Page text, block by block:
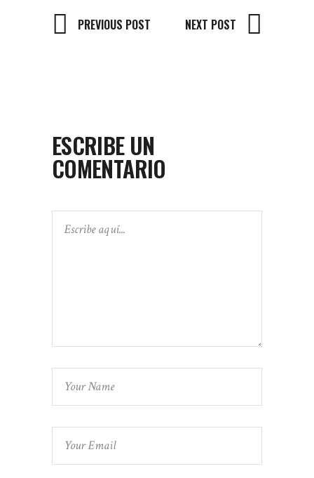
PREVIOUS POST NEXT POST
ESCRIBE UN
COMENTARIO